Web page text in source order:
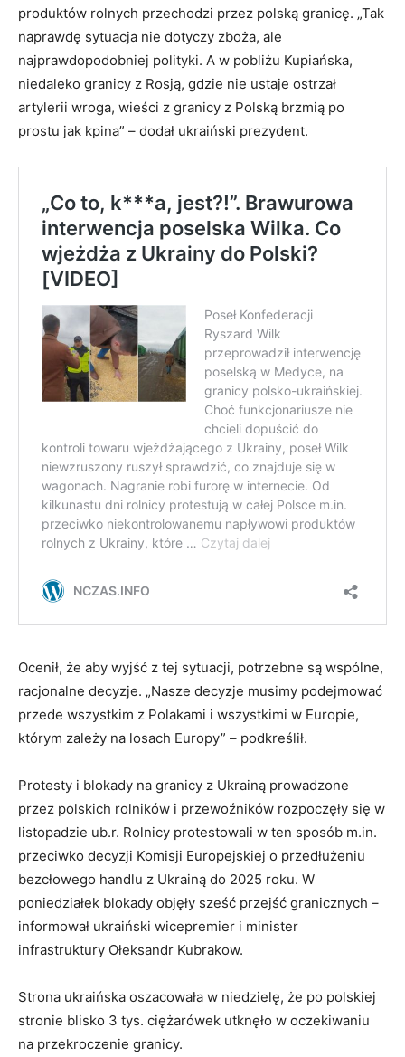
produktów rolnych przechodzi przez polską granicę. „Tak
naprawdę sytuacja nie dotyczy zboża, ale
najprawdopodobniej polityki. A w pobliżu Kupiańska,
niedaleko granicy z Rosją, gdzie nie ustaje ostrzał
artylerii wroga, wieści z granicy z Polską brzmią po
prostu jak kpina” – dodał ukraiński prezydent.
Ocenił, że aby wyjść z tej sytuacji, potrzebne są wspólne,
racjonalne decyzje. „Nasze decyzje musimy podejmować
przede wszystkim z Polakami i wszystkimi w Europie,
którym zależy na losach Europy” – podkreślił.
Protesty i blokady na granicy z Ukrainą prowadzone
przez polskich rolników i przewoźników rozpoczęły się w
listopadzie ub.r. Rolnicy protestowali w ten sposób m.in.
przeciwko decyzji Komisji Europejskiej o przedłużeniu
bezcłowego handlu z Ukrainą do 2025 roku. W
poniedziałek blokady objęły sześć przejść granicznych –
informował ukraiński wicepremier i minister
infrastruktury Ołeksandr Kubrakow.
Strona ukraińska oszacowała w niedzielę, że po polskiej
stronie blisko 3 tys. ciężarówek utknęło w oczekiwaniu
na przekroczenie granicy.